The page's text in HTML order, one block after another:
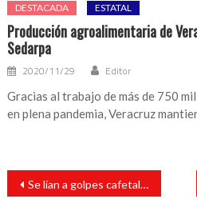
DESTACADA ESTATAL
Producción agroalimentaria de
Sedarpa
2020/11/29 Editor
Gracias al trabajo de más de 750
en plena pandemia, Veracruz
Navegación
Se lían a golpes cafetaleros en Córdoba